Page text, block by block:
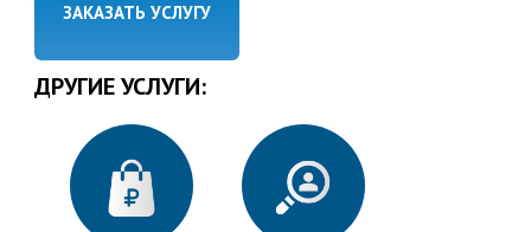
ЗАКАЗАТЬ УСЛУГУ
ДРУГИЕ УСЛУГИ: